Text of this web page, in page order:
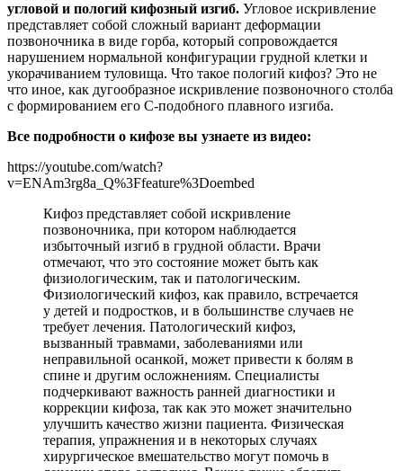
угловой и пологий кифозный изгиб. Угловое искривление
представляет собой сложный вариант деформации
позвоночника в виде горба, который сопровождается
нарушением нормальной конфигурации грудной клетки и
укорачиванием туловища. Что такое пологий кифоз? Это не
что иное, как дугообразное искривление позвоночного столба
с формированием его С-подобного плавного изгиба.
Все подробности о кифозе вы узнаете из видео:
https://youtube.com/watch?
v=ENAm3rg8a_Q%3Ffeature%3Doembed
Кифоз представляет собой искривление
позвоночника, при котором наблюдается
избыточный изгиб в грудной области. Врачи
отмечают, что это состояние может быть как
физиологическим, так и патологическим.
Физиологический кифоз, как правило, встречается
у детей и подростков, и в большинстве случаев не
требует лечения. Патологический кифоз,
вызванный травмами, заболеваниями или
неправильной осанкой, может привести к болям в
спине и другим осложнениям. Специалисты
подчеркивают важность ранней диагностики и
коррекции кифоза, так как это может значительно
улучшить качество жизни пациента. Физическая
терапия, упражнения и в некоторых случаях
хирургическое вмешательство могут помочь в